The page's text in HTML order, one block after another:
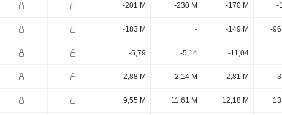
-201 M -230 M -170 M -
-183 M - -149 M -
-5,79 -5,14 -11,04
2,88 M 2,14 M 2,81 M
9,55 M 11,61 M 12,18 M